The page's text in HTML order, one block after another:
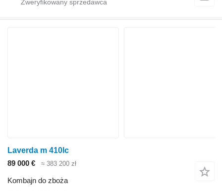
Laverda m 410lc
89 000 €
≈ 383 200 zł
Kombajn do zboża